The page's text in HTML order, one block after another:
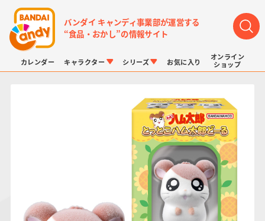
バンダイ キャンディ事業部が運営する
“食品・おかし”の情報サイト
カレンダー キャラクター
プリキュアシリーズ ドラゴンボール
シリーズ
チョコサプ ポケモンキッズ
お気に入り
オンライン
ショップ